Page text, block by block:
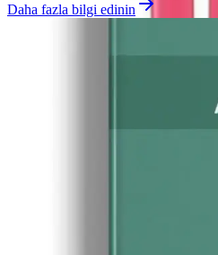
Daha fazla bilgi edinin